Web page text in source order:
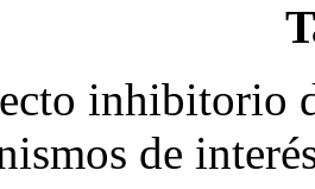
inhibitorio
de